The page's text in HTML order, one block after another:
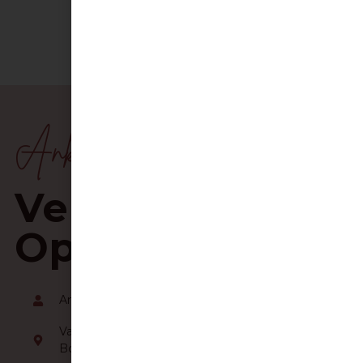
Anky De Frangh
Verbindend
Opvoeden
Anky de Frangh
Van Steenlandstraat 88, 2140
Borgerhout